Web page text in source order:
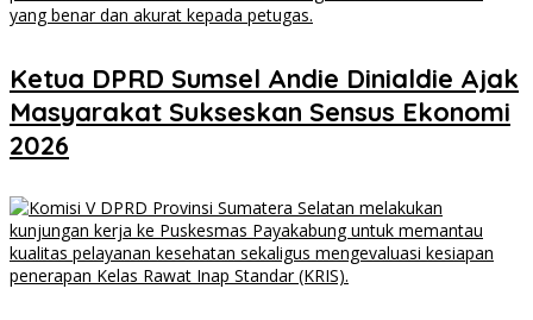
Ketua DPRD Sumsel Andie Dinialdie Ajak
Masyarakat Sukseskan Sensus Ekonomi
2026